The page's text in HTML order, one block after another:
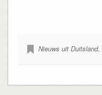
Nieuws uit Duitsland,